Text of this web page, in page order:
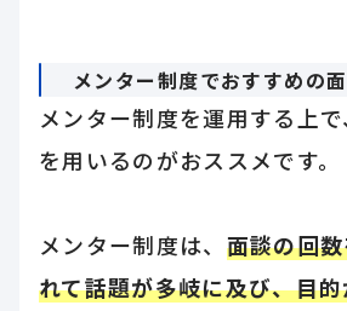
メンター制度でおすすめの
メンター制度を運用する上
を用いるのがおススメです。
メンター制度は、 面談の回
れて話題が多岐に及び、目